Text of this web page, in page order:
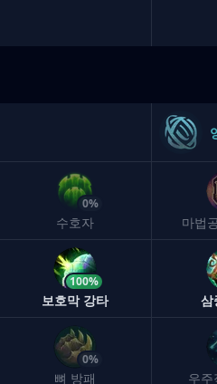
0%
수호자
100%
보호막 강타
0%
뼈 방패
마법
삼
우주